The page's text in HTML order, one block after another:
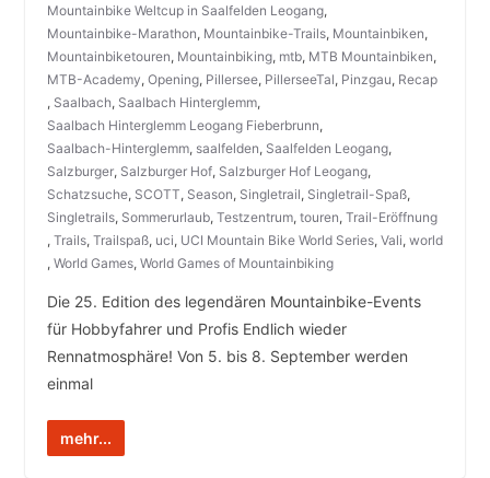
Mountainbike Weltcup in Saalfelden Leogang,
Mountainbike-Marathon, Mountainbike-Trails, Mountainbiken,
Mountainbiketouren, Mountainbiking, mtb, MTB Mountainbiken,
MTB-Academy, Opening, Pillersee, PillerseeTal, Pinzgau, Recap
, Saalbach, Saalbach Hinterglemm,
Saalbach Hinterglemm Leogang Fieberbrunn,
Saalbach-Hinterglemm, saalfelden, Saalfelden Leogang,
Salzburger, Salzburger Hof, Salzburger Hof Leogang,
Schatzsuche, SCOTT, Season, Singletrail, Singletrail-Spaß,
Singletrails, Sommerurlaub, Testzentrum, touren, Trail-Eröffnung
, Trails, Trailspaß, uci, UCI Mountain Bike World Series, Vali, world
, World Games, World Games of Mountainbiking
Die 25. Edition des legendären Mountainbike-Events
für Hobbyfahrer und Profis Endlich wieder
Rennatmosphäre! Von 5. bis 8. September werden
einmal
mehr...